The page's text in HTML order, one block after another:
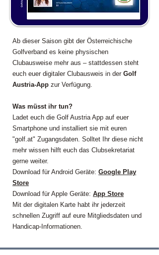
Ab dieser Saison gibt der Österreichische
Golfverband es keine physischen
Clubausweise mehr aus – stattdessen steht
euch euer digitaler Clubausweis in der Golf
Austria-App zur Verfügung.
Was müsst ihr tun?
Ladet euch die Golf Austria App auf euer
Smartphone und installiert sie mit euren
"golf.at" Zugangsdaten. Solltet Ihr diese nicht
mehr wissen hilft euch das Clubsekretariat
gerne weiter.
Download für Android Geräte: Google Play
Store
Download für Apple Geräte: App Store
Mit der digitalen Karte habt ihr jederzeit
schnellen Zugriff auf eure Mitgliedsdaten und
Handicap-Informationen.